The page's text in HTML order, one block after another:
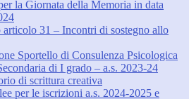
la Giornata della Memoria in data
articolo 31 – Incontri di sostegno allo
Sportello di Consulenza Psicologica
di I grado – a.s. 2023-24
di scrittura creativa
per le iscrizioni a.s. 2024-2025 e